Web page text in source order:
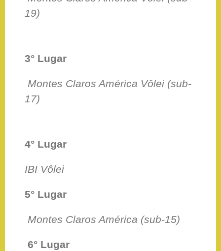
19)
3° Lugar
Montes Claros América Vôlei (sub-
17)
4° Lugar
IBI Vôlei
5° Lugar
Montes Claros América (sub-15)
6° Lugar